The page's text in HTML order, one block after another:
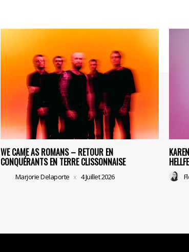
WE CAME AS ROMANS – RETOUR EN
CONQUÉRANTS EN TERRE CLISSONNAISE
Marjorie Delaporte 4 Juillet 2026